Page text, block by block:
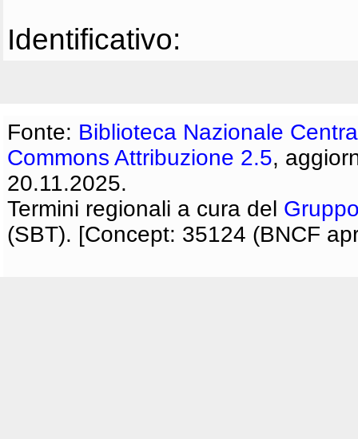
Identificativo:
Fonte: Biblioteca Nazionale
Commons Attribuzione 2.5,
20.11.2025.
Termini regionali a cura del
(SBT). [Concept: 35124 (BNCF